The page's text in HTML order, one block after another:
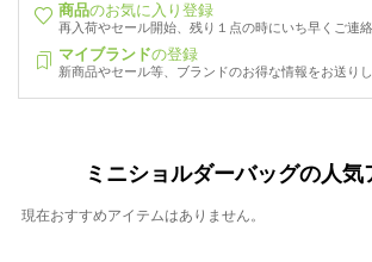
商品のお気に入り登録
再入荷やセール開始、残り１点の時にいち早くご連
マイブランドの登録
新商品やセール等、ブランドのお得な情報をお送り
ミニショルダーバッグの人気
現在おすすめアイテムはありません。